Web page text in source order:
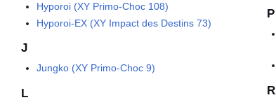
Hyporoi (XY Primo-Choc 108)
Hyporoi-EX (XY Impact des Destins 73)
J
Jungko (XY Primo-Choc 9)
L
P
R